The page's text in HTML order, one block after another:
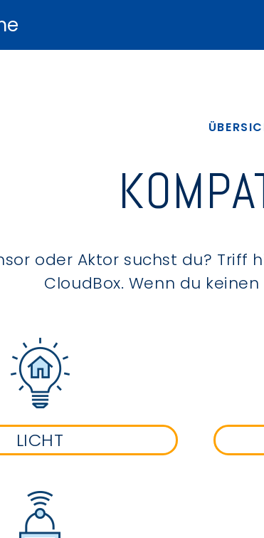
oder Aktor suchst du?
CloudBox. Wenn du
LICHT